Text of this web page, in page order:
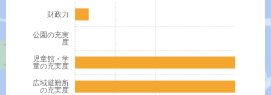
広域避難所
の充実度
児童館・学
童の充実度
公園の充実
度
財政力